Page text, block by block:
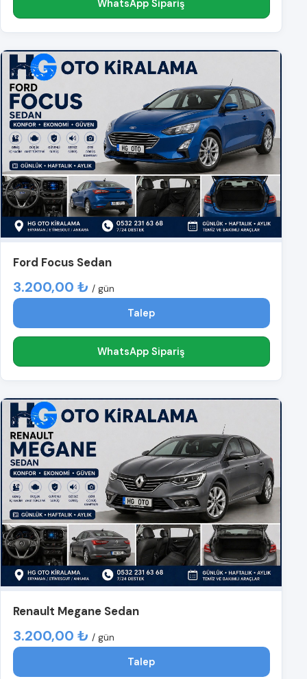
WhatsApp Sipariş
Ford Focus Sedan
3.200,00 ₺ / gün
Talep
WhatsApp Sipariş
Renault Megane Sedan
3.200,00 ₺ / gün
Talep